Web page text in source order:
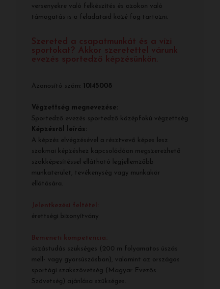
versenyekre való felkészítés és azokon való
támogatás is a feladataid közé fog tartozni.
Szereted a csapatmunkát és a vízi
sportokat? Akkor szeretettel várunk
evezés sportedző képzésünkön.
Azonosító szám: 10145008
Végzettség megnevezése:
Sportedző evezés sportedző középfokú végzettség
Képzésről leírás:
A képzés elvégzésével a résztvevő képes lesz
szakmai képzéshez kapcsolódóan megszerezhető
szakképesítéssel ellátható legjellemzőbb
munkaterület, tevékenység vagy munkakör
ellátására.
Jelentkezési feltétel:
érettségi bizonyítvány
Bemeneti kompetencia:
úszástudás szükséges (200 m folyamatos úszás
mell- vagy gyorsúszásban), valamint az országos
sportági szakszövetség (Magyar Evezős
Szövetség) ajánlása szükséges.